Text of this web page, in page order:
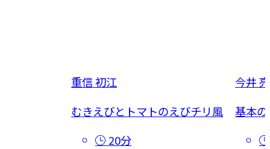
重信 初江
むきえびとトマトのえびチリ風
20分
今井 亮
基本